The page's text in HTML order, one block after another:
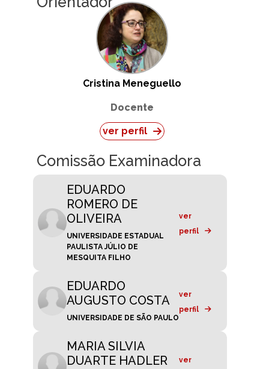
Cristina Meneguello
Docente
ver perfil
Comissão Examinadora
EDUARDO
ROMERO DE
OLIVEIRA
UNIVERSIDADE ESTADUAL
PAULISTA JÚLIO DE
MESQUITA FILHO
ver
perfil
EDUARDO
AUGUSTO COSTA
UNIVERSIDADE DE SÃO PAULO
ver
perfil
MARIA SILVIA
DUARTE HADLER
ver